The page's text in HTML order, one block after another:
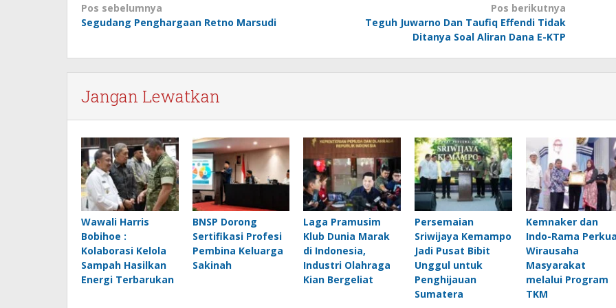
Navigasi
pos
Pos sebelumnya
Segudang Penghargaan Retno Marsudi
Pos berikutnya
Teguh Juwarno Dan Taufiq Effendi Tidak
Ditanya Soal Aliran Dana E-KTP
Jangan Lewatkan
Wawali Harris
Bobihoe :
Kolaborasi Kelola
Sampah Hasilkan
Energi Terbarukan
BNSP Dorong
Sertifikasi Profesi
Pembina Keluarga
Sakinah
Laga Pramusim
Klub Dunia Marak
di Indonesia,
Industri Olahraga
Kian Bergeliat
Persemaian
Sriwijaya Kemampo
Jadi Pusat Bibit
Unggul untuk
Penghijauan
Sumatera
Kemnaker dan
Indo-Rama
Wirausaha
Masyarakat
melalui Program
TKM